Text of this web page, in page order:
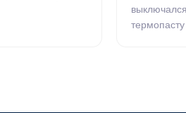
термопасту